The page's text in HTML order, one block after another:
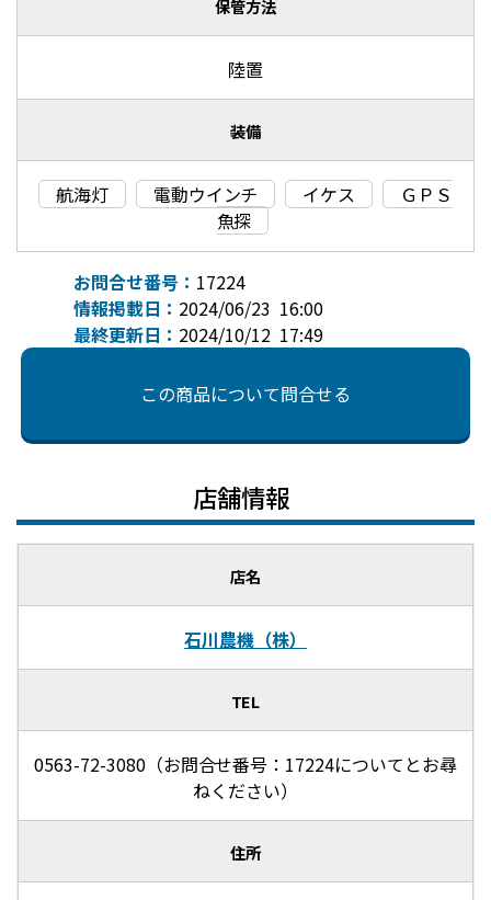
保管方法
陸置
装備
航海灯 電動ウインチ イケス
ＧＰＳ
魚探
お問合せ番号： 17224
情報掲載日： 2024/06/23 16:00
最終更新日： 2024/10/12 17:49
この商品について問合せる
店舗情報
店名
石川農機（株）
TEL
0563-72-3080（お問合せ番号：17224についてとお尋
ねください）
住所